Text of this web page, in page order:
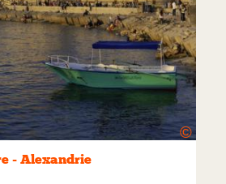
©
- Alexandrie